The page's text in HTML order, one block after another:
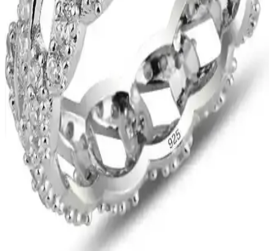
Aurrari'nin altın renkli 2'li kuzey yıldızı earcuff'u, şıklık ve çok
yönlülük sunar. Sınırlı sayıda üretilen bu ürün, farklı tarzlara uyum
sağlar ve dikkat çekici detaylar içerir.
Nazar Gözlü Koruma Halhalı: Geleneksel ve Estetik
Birlikteliği Hakkında Bilgi
Nazar gözlü koruma halhalı, kötü enerjiyi uzaklaştırmak ve estetik
görünüm sağlamak amacıyla kullanılan geleneksel bir takıdır.
Gümüş malzemeden yapılır ve göz sembolüyle kötü enerjiyi
engellemeye inanılır.
Estetik ve Dayanıklı Halhal Modelleri: Zarafet ve
Koruma Bir Arada
Estetik ve dayanıklı malzemelerden üretilen halhal modelleri, şıklık
ve koruma sunar. Zarif tasarımlar ve uzun ömürlü yapısıyla kişisel
tarzınıza değer katar.
Bers Aksesuar Kadın Altın Kaplama Kararmaz
Bileklik İncelemesi ve Kullanıcı Yorumları